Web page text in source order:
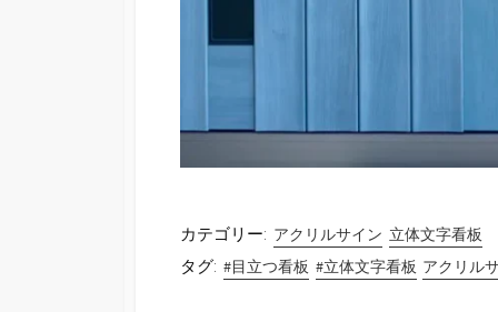
カテゴリー: アクリルサイン 立体文字看板
タグ: #目立つ看板 #立体文字看板 アクリル